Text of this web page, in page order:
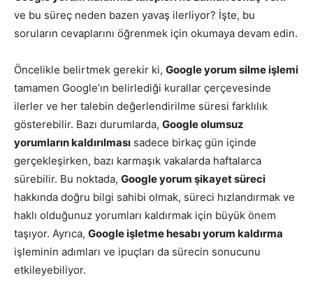
ve bu süreç neden bazen yavaş ilerliyor? İşte, bu
soruların cevaplarını öğrenmek için okumaya devam edin.
Öncelikle belirtmek gerekir ki, Google yorum silme işlemi
tamamen Google’ın belirlediği kurallar çerçevesinde
ilerler ve her talebin değerlendirilme süresi farklılık
gösterebilir. Bazı durumlarda, Google olumsuz
yorumların kaldırılması sadece birkaç gün içinde
gerçekleşirken, bazı karmaşık vakalarda haftalarca
sürebilir. Bu noktada, Google yorum şikayet süreci
hakkında doğru bilgi sahibi olmak, süreci hızlandırmak ve
haklı olduğunuz yorumları kaldırmak için büyük önem
taşıyor. Ayrıca, Google işletme hesabı yorum kaldırma
işleminin adımları ve ipuçları da sürecin sonucunu
etkileyebiliyor.